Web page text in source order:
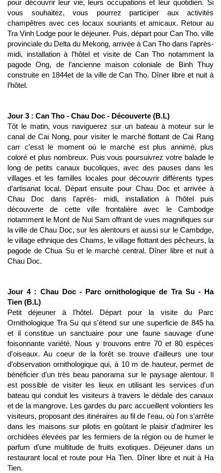
pour découvrir leur vie, leurs occupations et leur quotidien. Si
vous souhaitez, vous pourrez participer aux activités
champêtres avec ces locaux souriants et amicaux. Retour au
Tra Vinh Lodge pour le déjeuner. Puis, départ pour Can Tho, ville
provinciale du Delta du Mekong, arrivée à Can Tho dans l’après-
midi, installation à l’hôtel et visite de Can Tho notamment la
pagode Ong, de l’ancienne maison coloniale de Binh Thuy
construite en 1844et de la ville de Can Tho. Dîner libre et nuit à
l’hôtel.
Jour 3 : Can Tho - Chau Doc - Découverte (B.L)
Tôt le matin, vous naviguerez sur un bateau à moteur sur le
canal de Cai Nong, pour visiter le marché flottant de Cai Rang
carr c'esst le moment où le marché est plus annimé, plus
coloré et plus nombreux. Puis vous poursuivrez votre balade le
long de petits canaux bucoliques, avec des pauses dans les
villages et les familles locales pour découvrir différents types
d’artisanat local. Départ ensuite pour Chau Doc et arrivée à
Chau Doc dans l'après- midi, installation à l’hôtel puis
découverte de cette ville frontalière avec le Cambodge
notamment le Mont de Nui Sam offrant de vues magnifiques sur
la ville de Chau Doc, sur les alentours et aussi sur le Cambdge,
le village ethnique des Chams, le village flottant des pêcheurs, la
pagode de Chua Su et le marché central. Dîner libre et nuit à
Chau Doc.
Jour 4 : Chau Doc - Parc ornithologique de Tra Su - Ha
Tien (B.L)
Petit déjeuner à l’hôtel. Départ pour la visite du Parc
Ornithologique Tra Su qui s'étend sur une superficie de 845 ha
et il constitue un sanctuaire pour une faune sauvage d'une
foisonnante variété. Nous y trouvons entre 70 et 80 espèces
d'oiseaux. Au coeur de la forêt se trouve d'ailleurs une tour
d'observation ornithologique qui, à 10 m de hauteur, permet de
bénéficier d'un très beau panorama sur le paysage alentour. Il
est possible de visiter les lieux en utilisant les services d'un
bateau qui conduit les visiteurs à travers le dédale des canaux
et de la mangrove. Les gardes du parc accueillent volontiers les
visiteurs, proposant des itinéraires au fil de l'eau, où l'on s'arrête
dans les maisons sur pilotis en goûtant le plaisir d'admirer les
orchidées élevées par les fermiers de la région ou de humer le
parfum d'une multitude de fruits exotiques. Déjeuner dans un
restaurant local et route pour Ha Tien. Dîner libre et nuit à Ha
Tien.